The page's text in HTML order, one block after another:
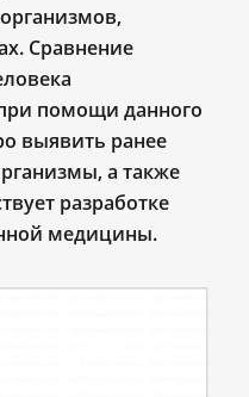
Сравнение
помощи данного
выявить ранее
а также
разработке
медицины.